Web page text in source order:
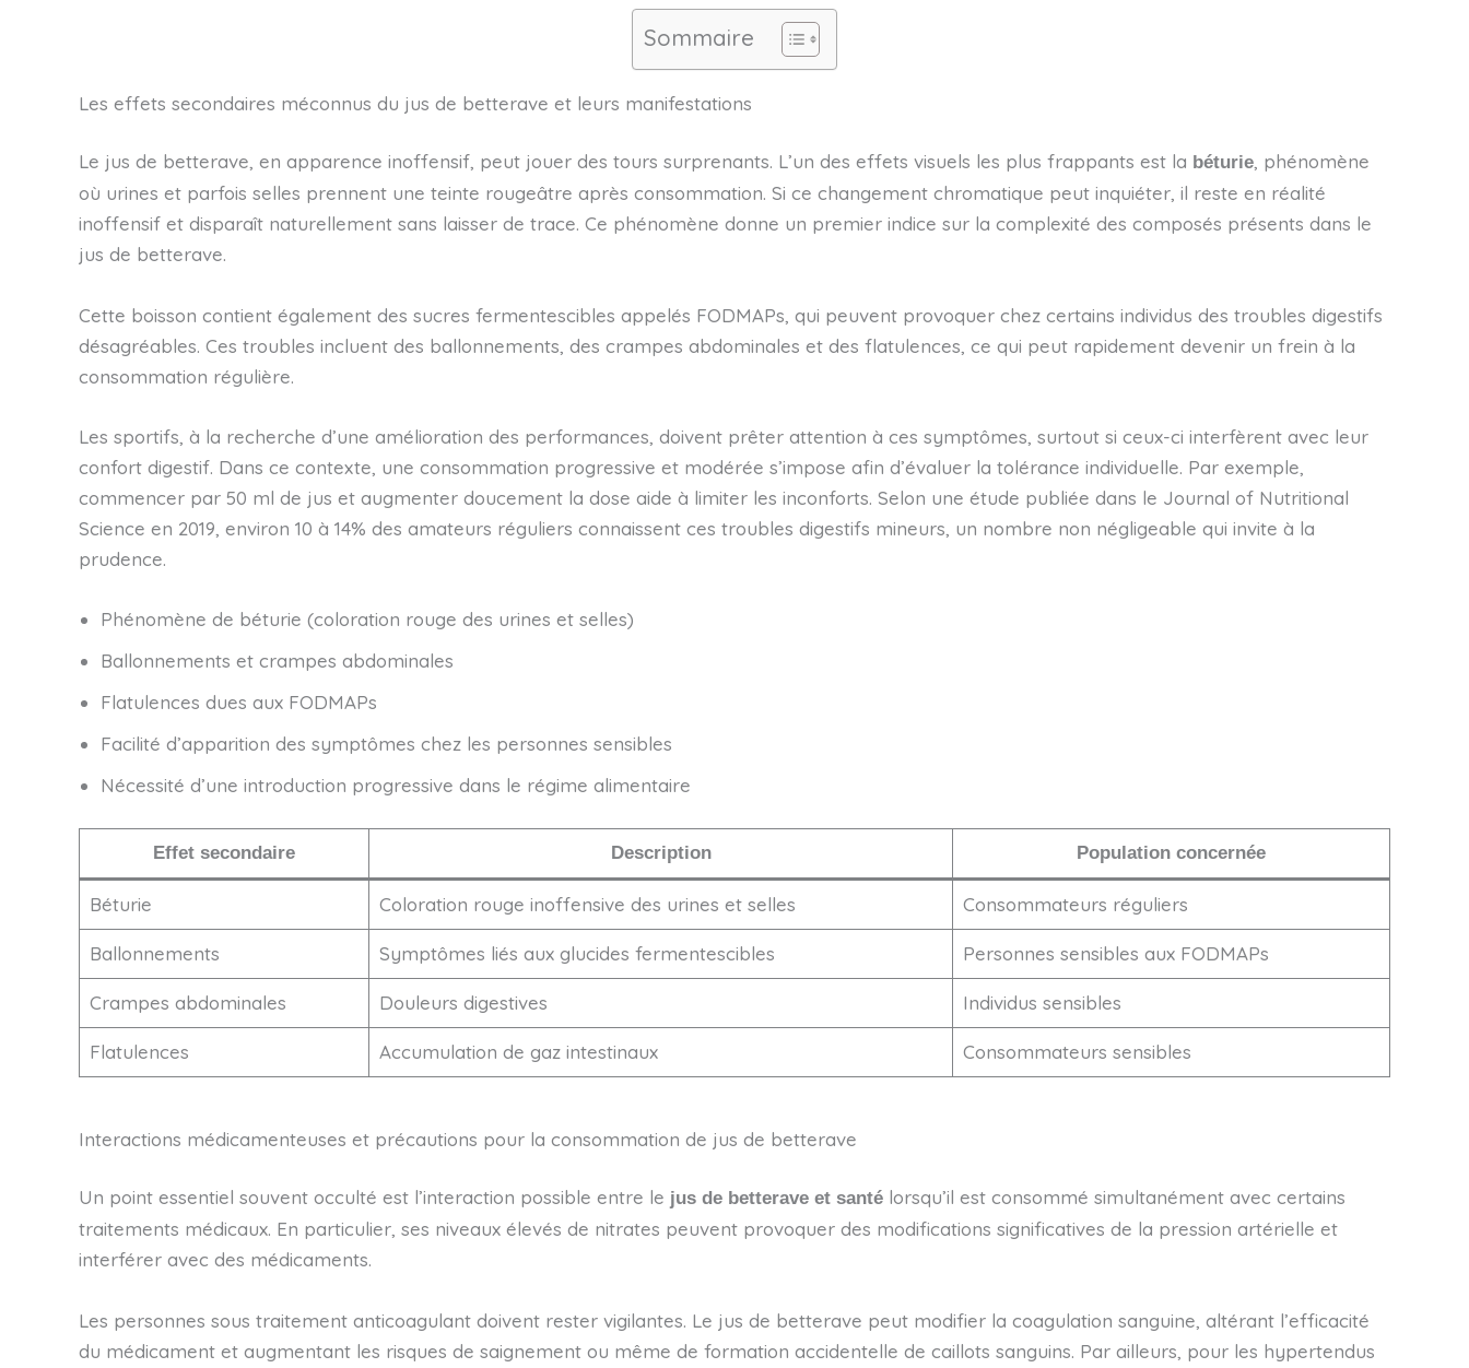
Sommaire
Les effets secondaires méconnus du jus de betterave et leurs manifestations
Le jus de betterave, en apparence inoffensif, peut jouer des tours surprenants. L’un des effets visuels les plus frappants est la béturie, phénomène
où urines et parfois selles prennent une teinte rougeâtre après consommation. Si ce changement chromatique peut inquiéter, il reste en réalité
inoffensif et disparaît naturellement sans laisser de trace. Ce phénomène donne un premier indice sur la complexité des composés présents dans le
jus de betterave.
Cette boisson contient également des sucres fermentescibles appelés FODMAPs, qui peuvent provoquer chez certains individus des troubles digestifs
désagréables. Ces troubles incluent des ballonnements, des crampes abdominales et des flatulences, ce qui peut rapidement devenir un frein à la
consommation régulière.
Les sportifs, à la recherche d’une amélioration des performances, doivent prêter attention à ces symptômes, surtout si ceux-ci interfèrent avec leur
confort digestif. Dans ce contexte, une consommation progressive et modérée s’impose afin d’évaluer la tolérance individuelle. Par exemple,
commencer par 50 ml de jus et augmenter doucement la dose aide à limiter les inconforts. Selon une étude publiée dans le Journal of Nutritional
Science en 2019, environ 10 à 14% des amateurs réguliers connaissent ces troubles digestifs mineurs, un nombre non négligeable qui invite à la
prudence.
Phénomène de béturie (coloration rouge des urines et selles)
Ballonnements et crampes abdominales
Flatulences dues aux FODMAPs
Facilité d’apparition des symptômes chez les personnes sensibles
Nécessité d’une introduction progressive dans le régime alimentaire
Effet secondaire Description Population concernée
Béturie Coloration rouge inoffensive des urines et selles Consommateurs réguliers
Ballonnements Symptômes liés aux glucides fermentescibles Personnes sensibles aux FODMAPs
Crampes abdominales Douleurs digestives Individus sensibles
Flatulences Accumulation de gaz intestinaux Consommateurs sensibles
Interactions médicamenteuses et précautions pour la consommation de jus de betterave
Un point essentiel souvent occulté est l’interaction possible entre le jus de betterave et santé lorsqu’il est consommé simultanément avec certains
traitements médicaux. En particulier, ses niveaux élevés de nitrates peuvent provoquer des modifications significatives de la pression artérielle et
interférer avec des médicaments.
Les personnes sous traitement anticoagulant doivent rester vigilantes. Le jus de betterave peut modifier la coagulation sanguine, altérant l’efficacité
du médicament et augmentant les risques de saignement ou même de formation accidentelle de caillots sanguins. Par ailleurs, pour les hypertendus